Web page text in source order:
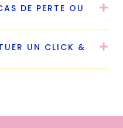
DE PERTE OU
UN CLICK &